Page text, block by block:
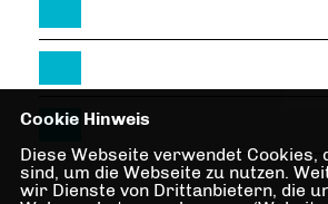
Cookie Hinweis
Diese Webseite verwendet Cookies,
sind, um die Webseite zu nutzen.
wir Dienste von Drittanbietern, die